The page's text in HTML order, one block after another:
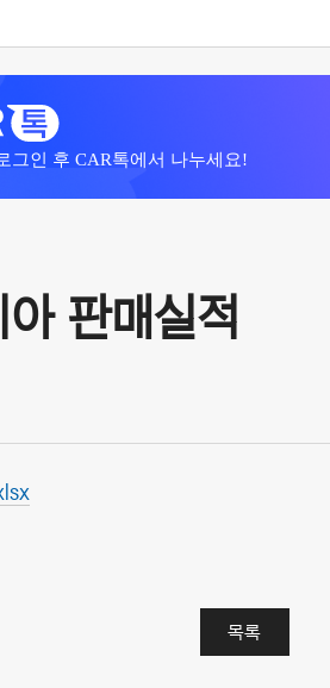
그인 후 CAR톡에서 나누세요!
판매실적
목록